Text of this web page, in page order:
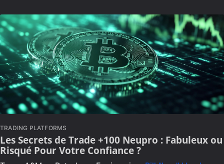
TRADING PLATFORMS
Les Secrets de Trade +100 Neupro : Fabuleux ou
Risqué Pour Votre Confiance ?